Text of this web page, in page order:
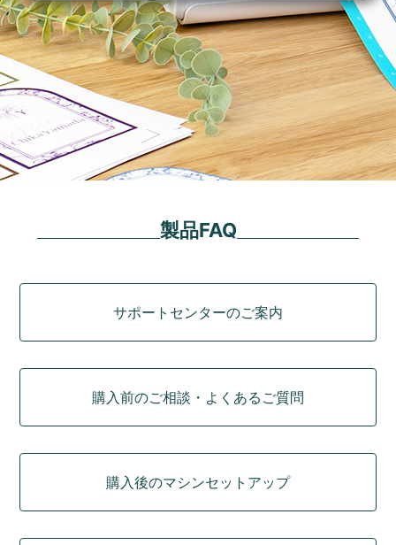
製品FAQ
サポートセンターのご案内
購入前のご相談・よくあるご質問
購入後のマシンセットアップ